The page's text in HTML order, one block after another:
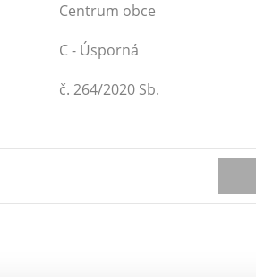
Centrum obce
C - Úsporná
č. 264/2020 Sb.